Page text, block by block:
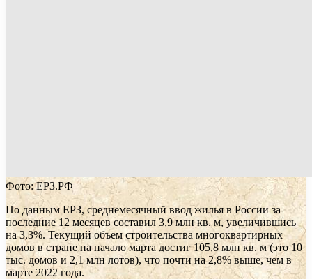
Фото: ЕРЗ.РФ
По данным ЕРЗ, среднемесячный ввод жилья в России за
последние 12 месяцев составил 3,9 млн кв. м, увеличившись
на 3,3%. Текущий объем строительства многоквартирных
домов в стране на начало марта достиг 105,8 млн кв. м (это 10
тыс. домов и 2,1 млн лотов), что почти на 2,8% выше, чем в
марте 2022 года.